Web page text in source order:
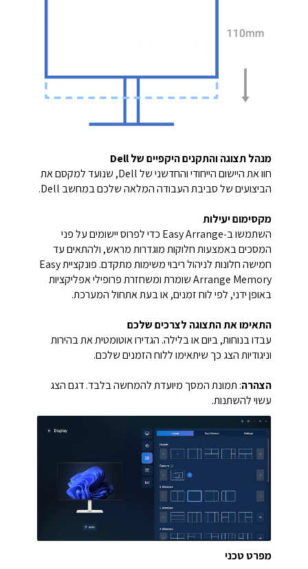
מנהל תצוגה והתקנים היקפיים של Dell
חוו את היישום הייחודי והחדשני של Dell, שנועד למקסם את
הביצועים של סביבת העבודה המלאה שלכם במחשב Dell.
מקסימום יעילות
השתמשו ב‑Easy Arrange כדי לפרוס יישומים על פני
המסכים באמצעות חלוקות מוגדרות מראש, ולהתאים עד
חמישה חלונות לניהול ריבוי משימות מתקדם. פונקציית Easy
Arrange Memory שומרת ומשחזרת פרופילי אפליקציות
באופן ידני, לפי לוח זמנים, או בעת אתחול המערכת.
התאימו את התצוגה לצרכים שלכם
עבדו בנוחות, ביום או בלילה. הגדירו אוטומטית את בהירות
וניגודיות הצג כך שיתאימו ללוח הזמנים שלכם.
הצהרה: תמונת המסך מיועדת להמחשה בלבד. דגם הצג
עשוי להשתנות.
מפרט טכני